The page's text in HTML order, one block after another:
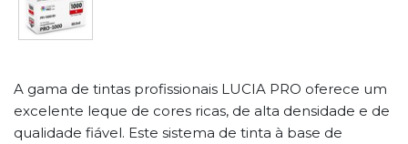
A gama de tintas profissionais LUCIA PRO oferece um
excelente leque de cores ricas, de alta densidade e de
qualidade fiável. Este sistema de tinta à base de